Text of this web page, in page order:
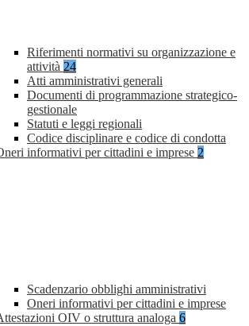
Riferimenti normativi su organizzazione e
attività 24
Atti amministrativi generali
Documenti di programmazione strategico-
gestionale
Statuti e leggi regionali
Codice disciplinare e codice di condotta
informativi per cittadini e imprese 2
Scadenzario obblighi amministrativi
Oneri informativi per cittadini e imprese
OIV o struttura analoga 6